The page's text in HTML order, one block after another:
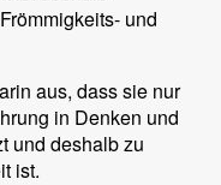
und
aus, dass sie nur
in Denken und
und deshalb zu
ist.